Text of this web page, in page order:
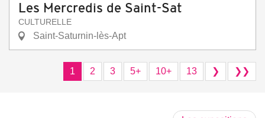
Les Mercredis de Saint-Sat
CULTURELLE
Saint-Saturnin-lès-Apt
1 2 3 5+ 10+ 13 ❯ ❯❯